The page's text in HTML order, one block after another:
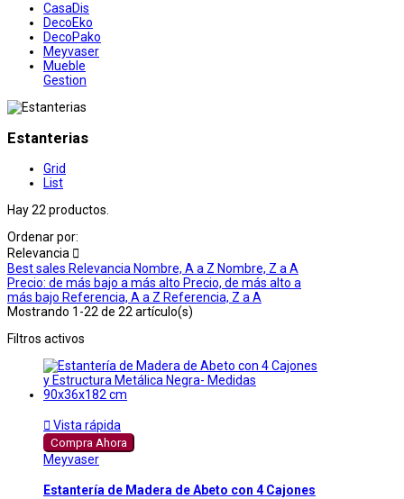
CasaDis
DecoEko
DecoPako
Meyvaser
Mueble
Gestion
Estanterias
Grid
List
Hay 22 productos.
Ordenar por:
Relevancia 
Best sales Relevancia Nombre, A a Z Nombre, Z a A
Precio: de más bajo a más alto Precio, de más alto a
más bajo Referencia, A a Z Referencia, Z a A
Mostrando 1-22 de 22 artículo(s)
Filtros activos
 Vista rápida
Compra Ahora
Meyvaser
Estantería de Madera de Abeto con 4 Cajones